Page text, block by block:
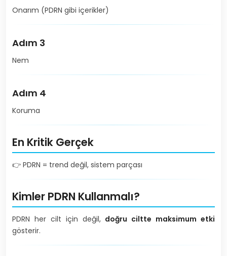
Onarım (PDRN gibi içerikler)
Adım 3
Nem
Adım 4
Koruma
En Kritik Gerçek
👉 PDRN = trend değil, sistem parçası
Kimler PDRN Kullanmalı?
PDRN her cilt için değil, doğru ciltte maksimum etki
gösterir.